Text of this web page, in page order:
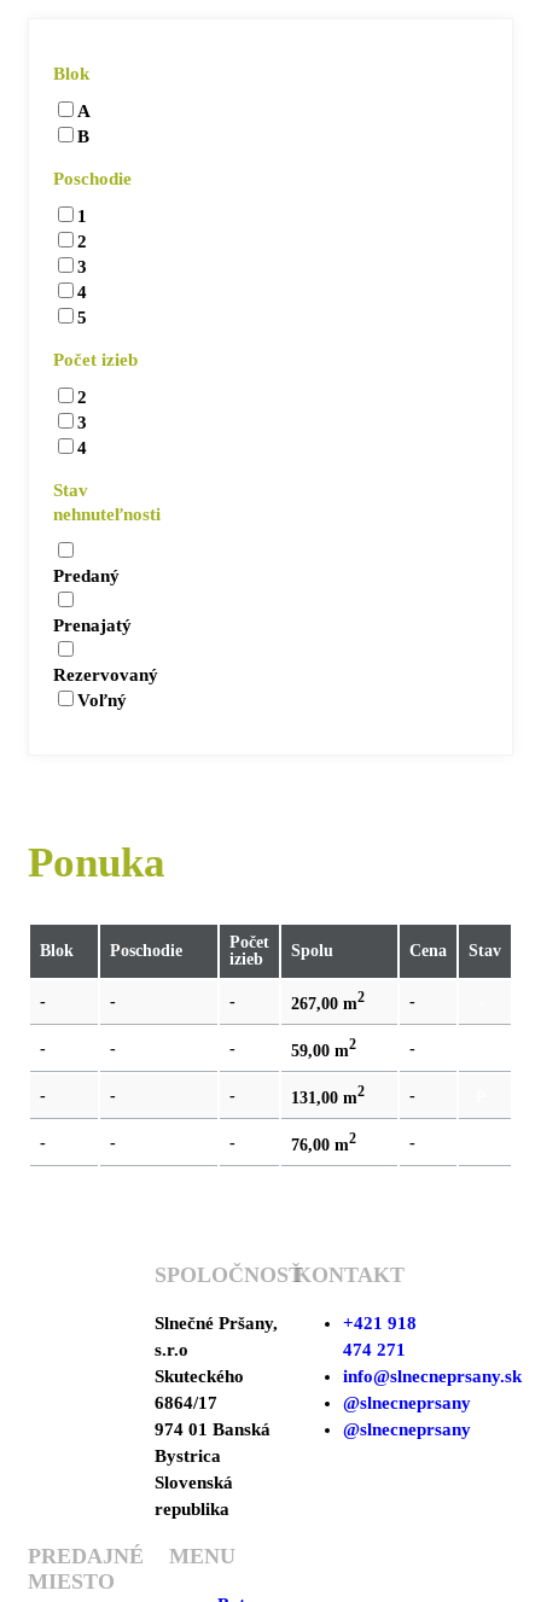
Blok
A
B
Poschodie
1
2
3
4
5
Počet izieb
2
3
4
Stav
nehnuteľnosti
Predaný
Prenajatý
Rezervovaný
Voľný
Ponuka
Blok Poschodie
Počet
izieb
Spolu Cena Stav
- - - 267,00 m2 -
- - - 59,00 m2 -
- - - 131,00 m2 -
- - - 76,00 m2 -
SPOLOČNOSŤ
Slnečné Pršany,
s.r.o
Skuteckého
6864/17
974 01 Banská
Bystrica
Slovenská
republika
KONTAKT
+421 918
474 271
info@slnecneprsany.sk
@slnecneprsany
@slnecneprsany
PREDAJNÉ
MIESTO
MENU